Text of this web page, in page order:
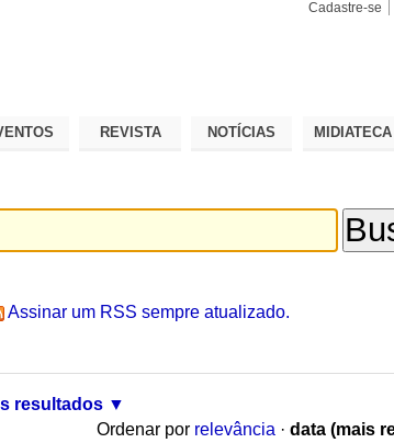
Cadastre-se
REVISTA NOTÍCIAS MIDIATECA
Assinar um RSS sempre atualizado.
resultados
Ordenar por relevância · data (mais